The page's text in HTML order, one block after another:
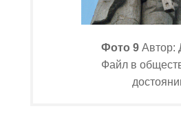
Фото 9Автор:
Файл в